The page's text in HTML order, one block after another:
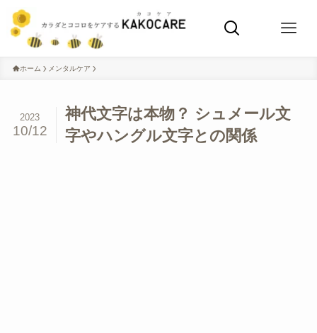
ホーム メンタルケア
神代文字は本物？ シュメール文
字やハングル文字との関係
2023
10/12